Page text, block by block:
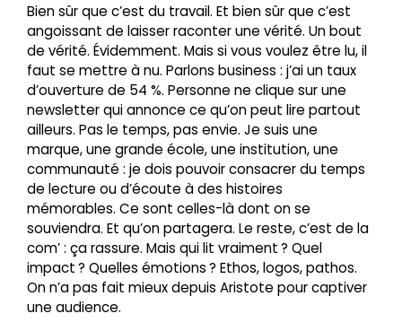
Bien sûr que c’est du travail. Et bien sûr que c’est
angoissant de laisser raconter une vérité. Un bout
de vérité. Évidemment. Mais si vous voulez être lu, il
faut se mettre à nu. Parlons business : j’ai un taux
d’ouverture de 54 %. Personne ne clique sur une
newsletter qui annonce ce qu’on peut lire partout
ailleurs. Pas le temps, pas envie. Je suis une
marque, une grande école, une institution, une
communauté : je dois pouvoir consacrer du temps
de lecture ou d’écoute à des histoires
mémorables. Ce sont celles-là dont on se
souviendra. Et qu’on partagera. Le reste, c’est de la
com’ : ça rassure. Mais qui lit vraiment ? Quel
impact ? Quelles émotions ? Ethos, logos, pathos.
On n’a pas fait mieux depuis Aristote pour captiver
une audience.